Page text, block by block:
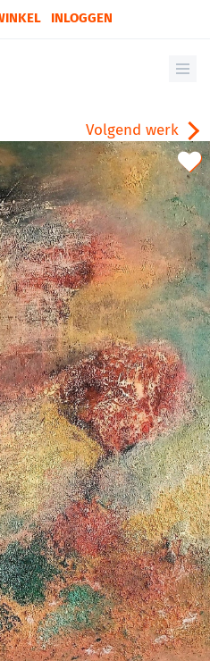
INLOGGEN
Volgend werk